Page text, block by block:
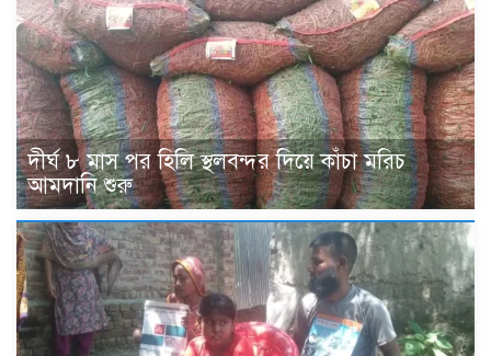
দীর্ঘ ৮ মাস পর হিলি স্থলবন্দর দিয়ে কাঁচা মরিচ
আমদানি শুরু